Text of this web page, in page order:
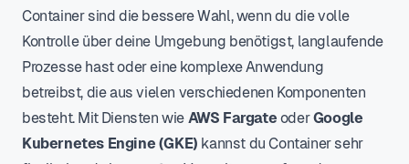
Container sind die bessere Wahl, wenn du die volle
Kontrolle über deine Umgebung benötigst, langlaufende
Prozesse hast oder eine komplexe Anwendung
betreibst, die aus vielen verschiedenen Komponenten
besteht. Mit Diensten wie AWS Fargate oderGoogle
Kubernetes Engine (GKE) kannst du Container sehr